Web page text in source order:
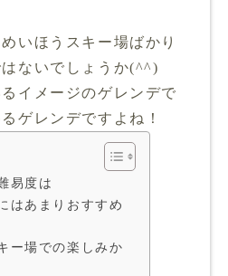
いほうスキー場ばかり
ないでしょうか(^^)
イメージのゲレンデで
ゲレンデですよね！
易度は
はあまりおすすめ
ー場での楽しみか